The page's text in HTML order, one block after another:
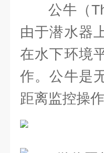
公牛（
由于潜水器
在水下环境
作。公牛是
距离监控操作